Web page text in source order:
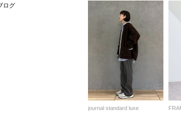
ログ
journal standard luxe